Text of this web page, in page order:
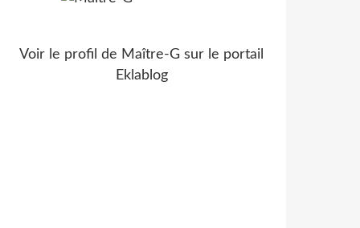
Voir le profil de Maître-G sur le portail
Eklablog